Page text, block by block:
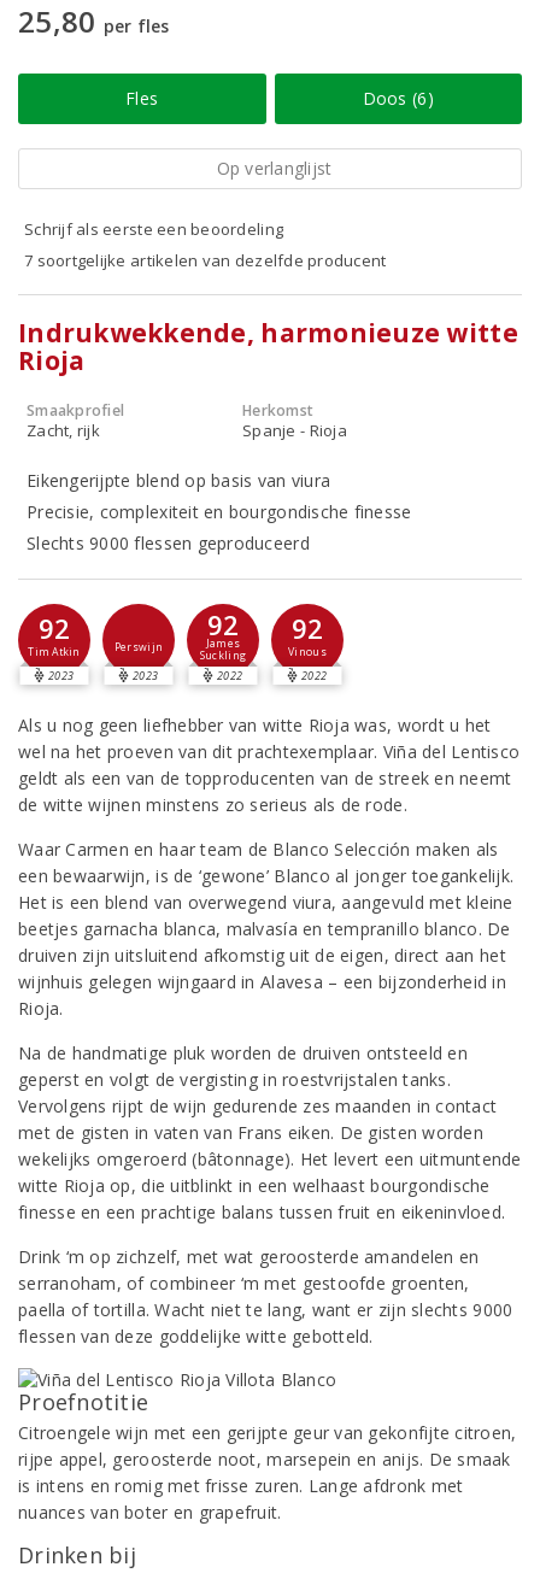
25,80 per fles
Fles Doos (6)
Op verlanglijst
Schrijf als eerste een beoordeling
7 soortgelijke artikelen van dezelfde producent
Indrukwekkende, harmonieuze witte
Rioja
Smaakprofiel
Zacht, rijk
Herkomst
Spanje - Rioja
Eikengerijpte blend op basis van viura
Precisie, complexiteit en bourgondische finesse
Slechts 9000 flessen geproduceerd
92
Tim Atkin
2023
Perswijn
2023
92
James
Suckling
2022
92
Vinous
2022
Als u nog geen liefhebber van witte Rioja was, wordt u het
wel na het proeven van dit prachtexemplaar. Viña del Lentisco
geldt als een van de topproducenten van de streek en neemt
de witte wijnen minstens zo serieus als de rode.
Waar Carmen en haar team de Blanco Selección maken als
een bewaarwijn, is de ‘gewone’ Blanco al jonger toegankelijk.
Het is een blend van overwegend viura, aangevuld met kleine
beetjes garnacha blanca, malvasía en tempranillo blanco. De
druiven zijn uitsluitend afkomstig uit de eigen, direct aan het
wijnhuis gelegen wijngaard in Alavesa – een bijzonderheid in
Rioja.
Na de handmatige pluk worden de druiven ontsteeld en
geperst en volgt de vergisting in roestvrijstalen tanks.
Vervolgens rijpt de wijn gedurende zes maanden in contact
met de gisten in vaten van Frans eiken. De gisten worden
wekelijks omgeroerd (bâtonnage). Het levert een uitmuntende
witte Rioja op, die uitblinkt in een welhaast bourgondische
finesse en een prachtige balans tussen fruit en eikeninvloed.
Drink ‘m op zichzelf, met wat geroosterde amandelen en
serranoham, of combineer ‘m met gestoofde groenten,
paella of tortilla. Wacht niet te lang, want er zijn slechts 9000
flessen van deze goddelijke witte gebotteld.
Proefnotitie
Citroengele wijn met een gerijpte geur van gekonfijte citroen,
rijpe appel, geroosterde noot, marsepein en anijs. De smaak
is intens en romig met frisse zuren. Lange afdronk met
nuances van boter en grapefruit.
Drinken bij